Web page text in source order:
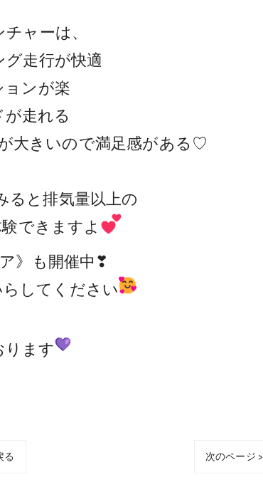
ャーは、
グ走行が快適
ョンが楽
が走れる
大きいので満足感がある♡
ると排気量以上の
できますよ
》も開催中❣
してください
ります
る 次のページ >